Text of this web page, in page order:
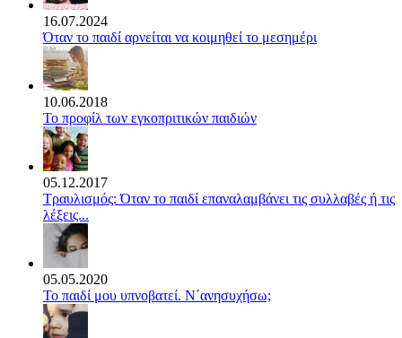
16.07.2024
Όταν το παιδί αρνείται να κοιμηθεί το μεσημέρι
10.06.2018
Το προφίλ των εγκοπριτικών παιδιών
05.12.2017
Τραυλισμός: Όταν το παιδί επαναλαμβάνει τις συλλαβές ή τις
λέξεις...
05.05.2020
Το παιδί μου υπνοβατεί. Ν΄ανησυχήσω;